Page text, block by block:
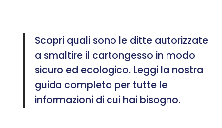
Scopri quali sono le ditte autorizzate
a smaltire il cartongesso in modo
sicuro ed ecologico. Leggi la nostra
guida completa per tutte le
informazioni di cui hai bisogno.